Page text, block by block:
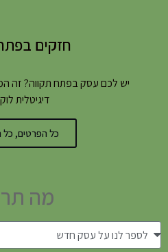
חזקים
יש לכם עסק בפתח תקווה? זה
דיגיטלית
כל הפרטים, כל
מה